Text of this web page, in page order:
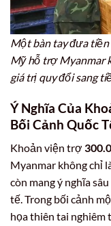
Một bàn tay đưa
Mỹ hỗ trợ Myanmar
giá trị quy đổi sang
Ý Nghĩa Của
Bối Cảnh Quốc
Khoản viện trợ
Myanmar không chỉ
còn mang ý nghĩa
tế. Trong bối cảnh
họa thiên tai